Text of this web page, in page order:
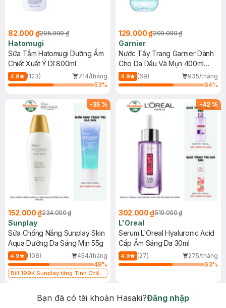
82.000 ₫205.000 ₫
Hatomugi
Sữa Tắm Hatomugi Dưỡng Ẩm
Chiết Xuất Ý Dĩ 800ml
4.9 (123)
714/tháng
53%
129.000 ₫209.000 ₫
Garnier
Nước Tẩy Trang Garnier Dành
Cho Da Dầu Và Mụn 400ml
(Mới)
4.9 (69)
935/tháng
64%
-35 %
152.000 ₫234.000 ₫
Sunplay
Sữa Chống Nắng Sunplay Skin
Aqua Dưỡng Da Sáng Mịn 55g
4.9 (108)
454/tháng
48%
Bill 199K Sunplay tặng Tinh Chất
-42 %
302.000 ₫519.000 ₫
L'Oreal
Serum L'Oreal Hyaluronic Acid
Cấp Ẩm Sáng Da 30ml
4.9 (27)
275/tháng
63%
Bạn đã có tài khoản Hasaki?Đăng nhập